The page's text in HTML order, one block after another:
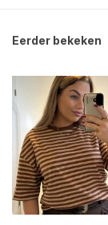
Eerder bekeken